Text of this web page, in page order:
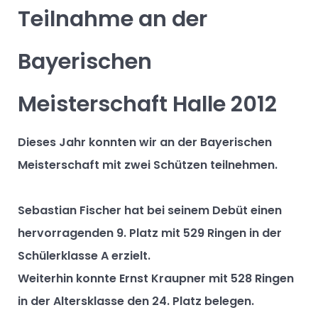
Teilnahme an der
Bayerischen
Meisterschaft Halle 2012
Dieses Jahr konnten wir an der Bayerischen
Meisterschaft mit zwei Schützen teilnehmen.
Sebastian Fischer hat bei seinem Debüt einen
hervorragenden 9. Platz mit 529 Ringen in der
Schülerklasse A erzielt.
Weiterhin konnte Ernst Kraupner mit 528 Ringen
in der Altersklasse den 24. Platz belegen.